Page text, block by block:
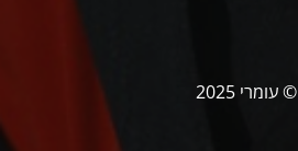
© עומרי 2025